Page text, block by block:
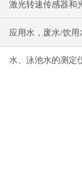
激光转速传感器和
应用水，废水/饮
水、泳池水的测定